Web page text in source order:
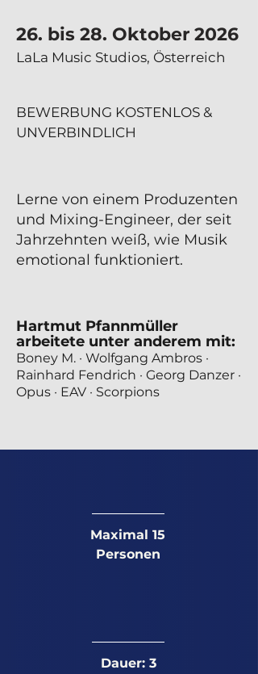
26. bis 28. Oktober 2026
LaLa Music Studios, Österreich
BEWERBUNG KOSTENLOS &
UNVERBINDLICH
Lerne von einem Produzenten
und Mixing-Engineer, der seit
Jahrzehnten weiß, wie Musik
emotional funktioniert.
Hartmut Pfannmüller
arbeitete unter anderem mit:
Boney M. · Wolfgang Ambros ·
Rainhard Fendrich · Georg Danzer ·
Opus · EAV · Scorpions
Maximal 15
Personen
Dauer: 3